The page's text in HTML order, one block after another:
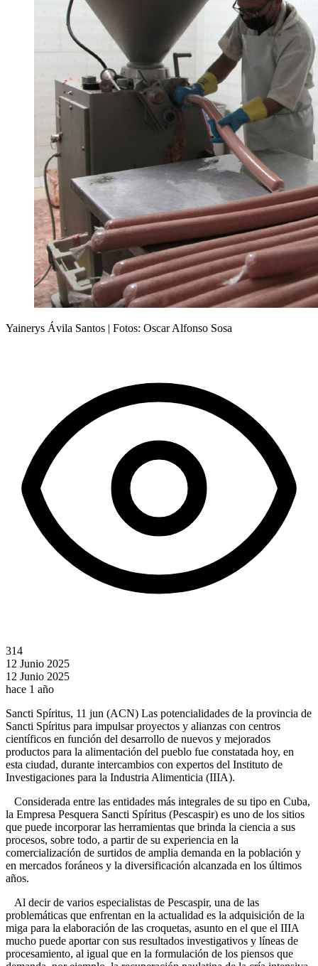
Yainerys Ávila Santos | Fotos: Oscar Alfonso Sosa
314
12 Junio 2025
12 Junio 2025
hace 1 año
Sancti Spíritus, 11 jun (ACN) Las potencialidades de la provincia de
Sancti Spíritus para impulsar proyectos y alianzas con centros
científicos en función del desarrollo de nuevos y mejorados
productos para la alimentación del pueblo fue constatada hoy, en
esta ciudad, durante intercambios con expertos del Instituto de
Investigaciones para la Industria Alimenticia (IIIA).
Considerada entre las entidades más integrales de su tipo en Cuba,
la Empresa Pesquera Sancti Spíritus (Pescaspir) es uno de los sitios
que puede incorporar las herramientas que brinda la ciencia a sus
procesos, sobre todo, a partir de su experiencia en la
comercialización de surtidos de amplia demanda en la población y
en mercados foráneos y la diversificación alcanzada en los últimos
años.
Al decir de varios especialistas de Pescaspir, una de las
problemáticas que enfrentan en la actualidad es la adquisición de la
miga para la elaboración de las croquetas, asunto en el que el IIIA
mucho puede aportar con sus resultados investigativos y líneas de
procesamiento, al igual que en la formulación de los piensos que